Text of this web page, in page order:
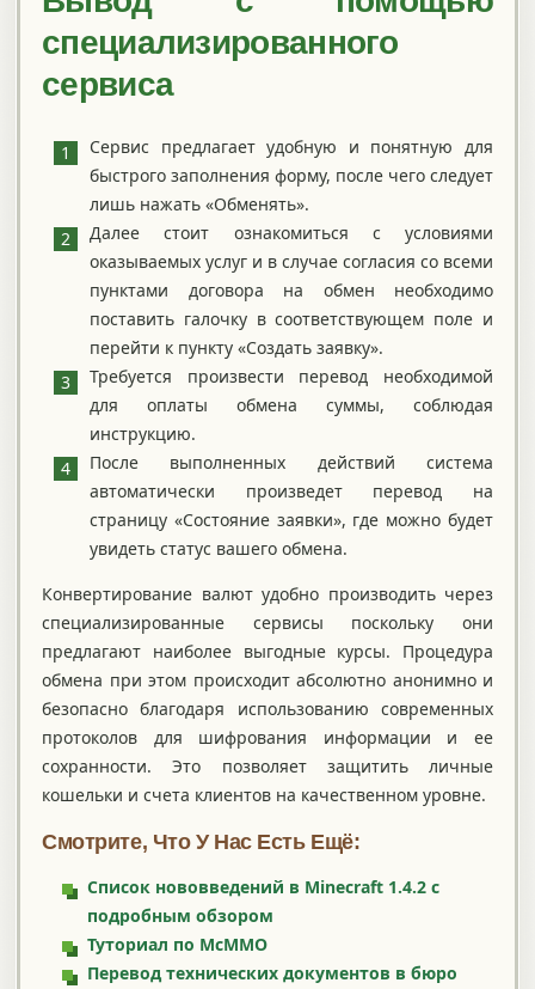
специализированного
сервиса
Сервис предлагает удобную и понятную для
быстрого заполнения форму, после чего следует
лишь нажать «Обменять».
Далее стоит ознакомиться с условиями
оказываемых услуг и в случае согласия со всеми
пунктами договора на обмен необходимо
поставить галочку в соответствующем поле и
перейти к пункту «Создать заявку».
Требуется произвести перевод необходимой
для оплаты обмена суммы, соблюдая
инструкцию.
После выполненных действий система
автоматически произведет перевод на
страницу «Состояние заявки», где можно будет
увидеть статус вашего обмена.
Конвертирование валют удобно производить через
специализированные сервисы поскольку они
предлагают наиболее выгодные курсы. Процедура
обмена при этом происходит абсолютно анонимно и
безопасно благодаря использованию современных
протоколов для шифрования информации и ее
сохранности. Это позволяет защитить личные
кошельки и счета клиентов на качественном уровне.
Смотрите, Что У Нас Есть Ещё:
Список нововведений в Minecraft 1.4.2 с
подробным обзором
Туториал по McMMO
Перевод технических документов в бюро